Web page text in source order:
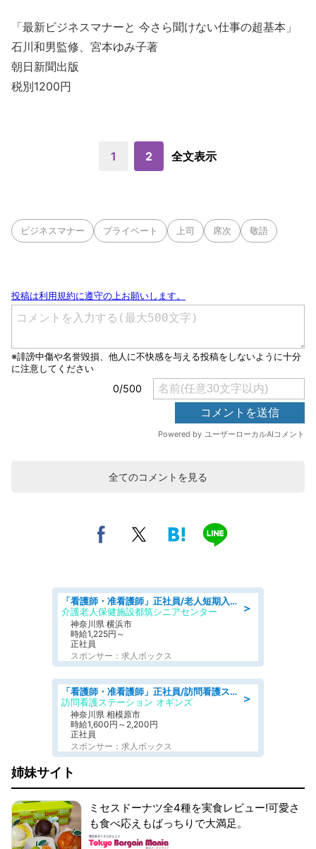
「最新ビジネスマナーと 今さら聞けない仕事の超基本」
石川和男監修、宮本ゆみ子著
朝日新聞出版
税別1200円
1 2 全文表示
ビジネスマナー プライベート 上司 席次 敬語
全てのコメントを見る
＞
「看護師・准看護師」正社員/老人短期入所施設
介護老人保健施設都筑シニアセンター
神奈川県 横浜市
時給1,225円～
正社員
スポンサー：求人ボックス
＞
「看護師・准看護師」正社員/訪問看護ステーション/正看護師,准看護師
訪問看護ステーション オギンズ
神奈川県 相模原市
時給1,600円～2,200円
正社員
スポンサー：求人ボックス
姉妹サイト
ミセスドーナツ全4種を実食レビュー!可愛さ
も食べ応えもばっちりで大満足。